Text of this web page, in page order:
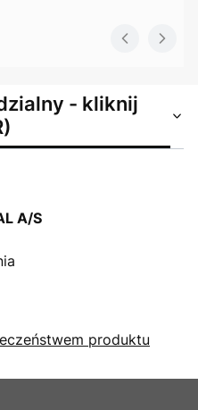
- kliknij
A/S
produktu